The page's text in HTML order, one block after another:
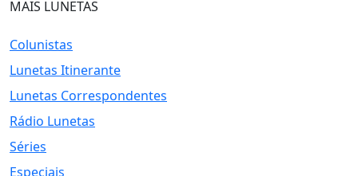
MAIS LUNETAS
Colunistas
Lunetas Itinerante
Lunetas Correspondentes
Rádio Lunetas
Séries
Especiais